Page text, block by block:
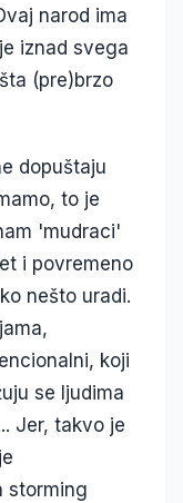
narod ima
iznad svega
(pre)brzo
dopuštaju
to je
'mudraci'
i povremeno
nešto uradi.
koji
se ljudima
Jer, takvo je
storming